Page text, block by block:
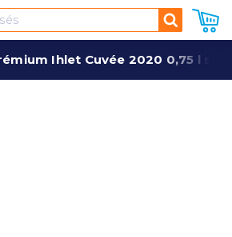
Keresés
Ihlet Cuvée 2020 0,75 l